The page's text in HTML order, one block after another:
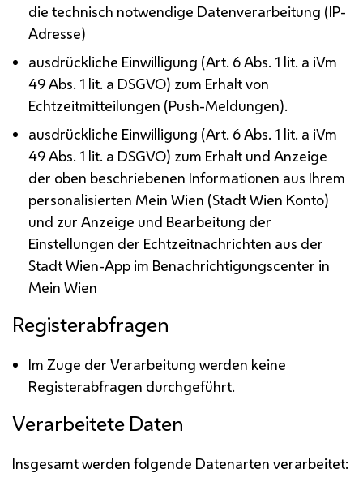
die technisch notwendige Datenverarbeitung (IP-
Adresse)
ausdrückliche Einwilligung (Art. 6Abs. 1 lit. a iVm
49Abs. 1 lit. a DSGVO) zum Erhalt von
Echtzeitmitteilungen (Push-Meldungen).
ausdrückliche Einwilligung (Art. 6Abs. 1 lit. a iVm
49Abs. 1 lit. a DSGVO) zum Erhalt und Anzeige
der oben beschriebenen Informationen aus Ihrem
personalisierten Mein Wien (Stadt Wien Konto)
und zur Anzeige und Bearbeitung der
Einstellungen der Echtzeitnachrichten aus der
Stadt Wien-App im Benachrichtigungscenter in
Mein Wien
Registerabfragen
Im Zuge der Verarbeitung werden keine
Registerabfragen durchgeführt.
Verarbeitete Daten
Insgesamt werden folgende Datenarten verarbeitet: